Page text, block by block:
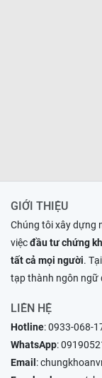
GIỚI THIỆU
Chúng tôi xây dựng
việcđầu tư chứng
tất cả mọi người.
tạp thành ngôn ngữ
LIÊN HỆ
Hotline:0933-068-
WhatsApp:
Email :